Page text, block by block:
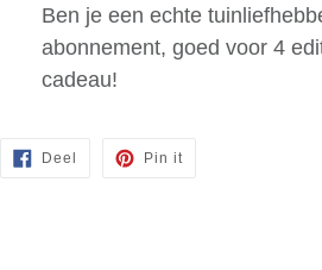
Ben je een echte
abonnement, goed voor 4
cadeau!
Deel Pin itPin
op